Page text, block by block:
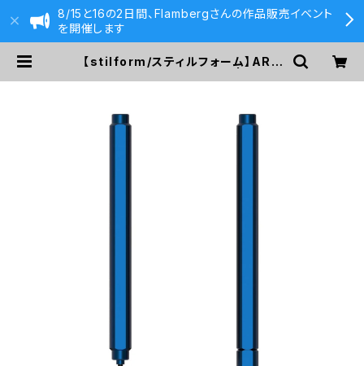
8/15と16の2日間、Flambergさんの作品販売イベント
を開催します
【stilform/スティルフォーム】ARC